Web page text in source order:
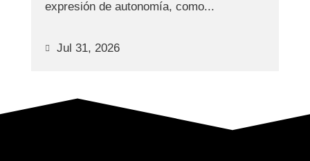
expresión de autonomía, como...
Jul 31, 2026